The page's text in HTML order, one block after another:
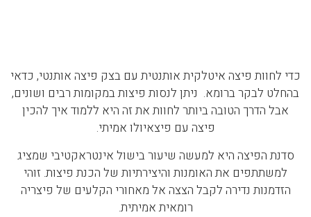
כדי לחוות פיצה איטלקית אותנטית עם בצק פיצה אותנטי, כדאי
בהחלט לבקר ברומא. ניתן לנסות פיצות במקומות רבים ושונים,
אבל הדרך הטובה ביותר לחוות את זה היא ללמוד איך להכין
פיצה עם פיצאיולו אמיתי.
סדנת הפיצה היא למעשה שיעור בישול אינטראקטיבי שמציג
למשתתפים את האומנות והיצירתיות של הכנת פיצות. זוהי
הזדמנות נדירה לקבל הצצה אל מאחורי הקלעים של פיצריה
רומאית אמיתית.